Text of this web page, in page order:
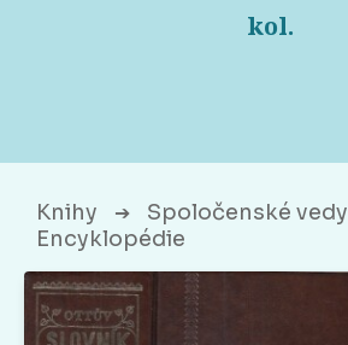
kol.
Knihy ➔ Spoločenské vedy
Encyklopédie